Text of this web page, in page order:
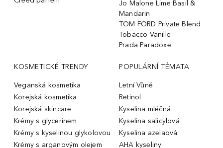
Jo Malone Lime Basil &
Mandarin
TOM FORD Private Blend
Tobacco Vanille
Prada Paradoxe
KOSMETICKÉ TRENDY
Veganská kosmetika
Korejská kosmetika
Korejská skincare
Krémy s glycerinem
Krémy s kyselinou glykolovou
Krémy s arganovým olejem
POPULÁRNÍ TÉMATA
Letní Vůně
Retinol
Kyselina mléčná
Kyselina salicylová
Kyselina azelaová
AHA kyseliny